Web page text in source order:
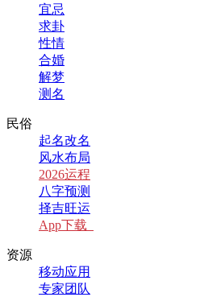
宜忌
求卦
性情
合婚
解梦
测名
民俗
起名改名
风水布局
2026运程
八字预测
择吉旺运
App下载
资源
移动应用
专家团队